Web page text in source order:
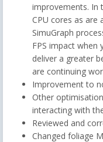
improvements. In
CPU cores as are
SimuGraph
FPS impact when
deliver a greater
are continuing
Improvement to
Other
interacting with
Reviewed and
Changed foliage